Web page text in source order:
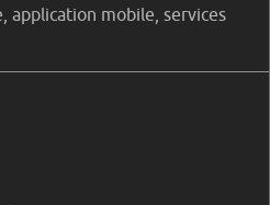
application mobile, services